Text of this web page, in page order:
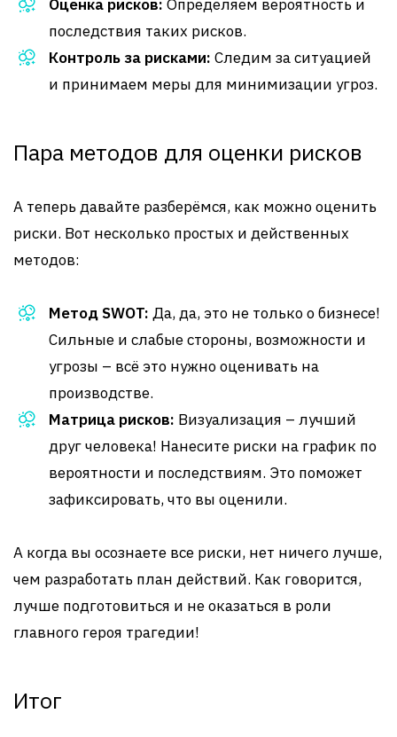
Оценка рисков: Определяем вероятность и
последствия таких рисков.
Контроль за рисками: Следим за ситуацией
и принимаем меры для минимизации угроз.
Пара методов для оценки рисков
А теперь давайте разберёмся, как можно оценить
риски. Вот несколько простых и действенных
методов:
Метод SWOT: Да, да, это не только о бизнесе!
Сильные и слабые стороны, возможности и
угрозы – всё это нужно оценивать на
производстве.
Матрица рисков: Визуализация – лучший
друг человека! Нанесите риски на график по
вероятности и последствиям. Это поможет
зафиксировать, что вы оценили.
А когда вы осознаете все риски, нет ничего лучше,
чем разработать план действий. Как говорится,
лучше подготовиться и не оказаться в роли
главного героя трагедии!
Итог